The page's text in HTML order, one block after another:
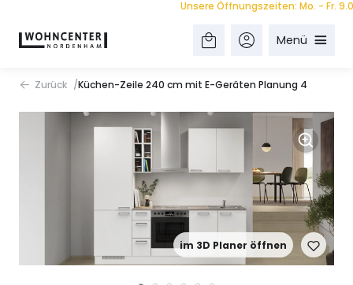
Unsere Öffnungszeiten: Mo. - Fr. 9.00
Menü
Zurück Küchen-Zeile 240 cm mit E-Geräten Planung 4
im 3D Planer öffnen